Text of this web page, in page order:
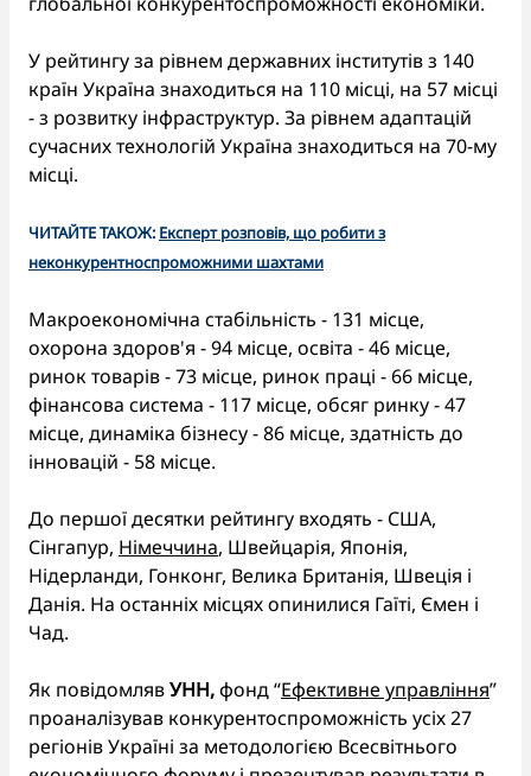
У рейтингу за рівнем державних інститутів з 140
країн Україна знаходиться на 110 місці, на 57 місці
- з розвитку інфраструктур. За рівнем адаптацій
сучасних технологій Україна знаходиться на 70-му
місці.
ЧИТАЙТЕ ТАКОЖ: Експерт розповів, що робити з
неконкурентноспроможними шахтами
Макроекономічна стабільність - 131 місце,
охорона здоров'я - 94 місце, освіта - 46 місце,
ринок товарів - 73 місце, ринок праці - 66 місце,
фінансова система - 117 місце, обсяг ринку - 47
місце, динаміка бізнесу - 86 місце, здатність до
інновацій - 58 місце.
До першої десятки рейтингу входять - США,
Сінгапур, Німеччина, Швейцарія, Японія,
Нідерланди, Гонконг, Велика Британія, Швеція і
Данія. На останніх місцях опинилися Гаїті, Ємен і
Чад.
Як повідомлявУНН,фонд “Ефективне управління”
проаналізував конкурентоспроможність усіх 27
регіонів Україні за методологією Всесвітнього